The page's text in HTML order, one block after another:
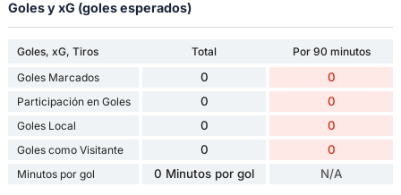
Goles y xG (goles esperados)
Goles, xG, Tiros Total
Por 90 minutos
Goles Marcados
0 0
Participación en Goles 0 0
Goles Local 0 0
Goles como Visitante 0 0
Minutos por gol 0 Minutos por gol N/A